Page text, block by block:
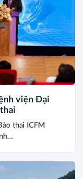
viện Đại
thai ICFM